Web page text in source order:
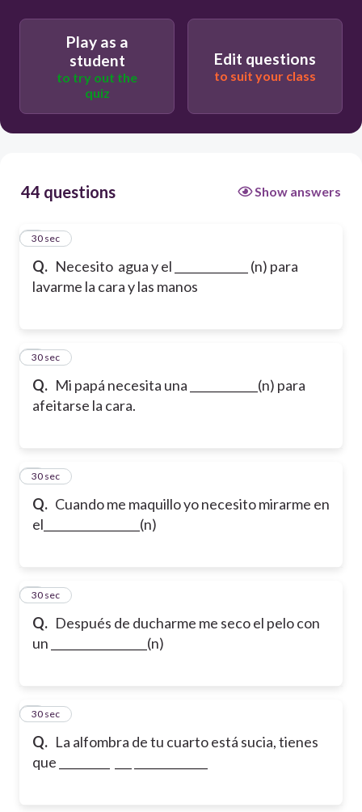
Play as a
student
to try out the
quiz
Edit questions
to suit your class
44 questions Show answers
Q. Necesito agua y el _____________ (n) para
lavarme la cara y las manos
1
30 sec
Q. Mi papá necesita una ____________(n) para
afeitarse la cara.
2
30 sec
Q. Cuando me maquillo yo necesito mirarme en
el_________________(n)
3
30 sec
Q. Después de ducharme me seco el pelo con
un _________________(n)
4
30 sec
Q. La alfombra de tu cuarto está sucia, tienes
que _________ ___ _____________
5
30 sec